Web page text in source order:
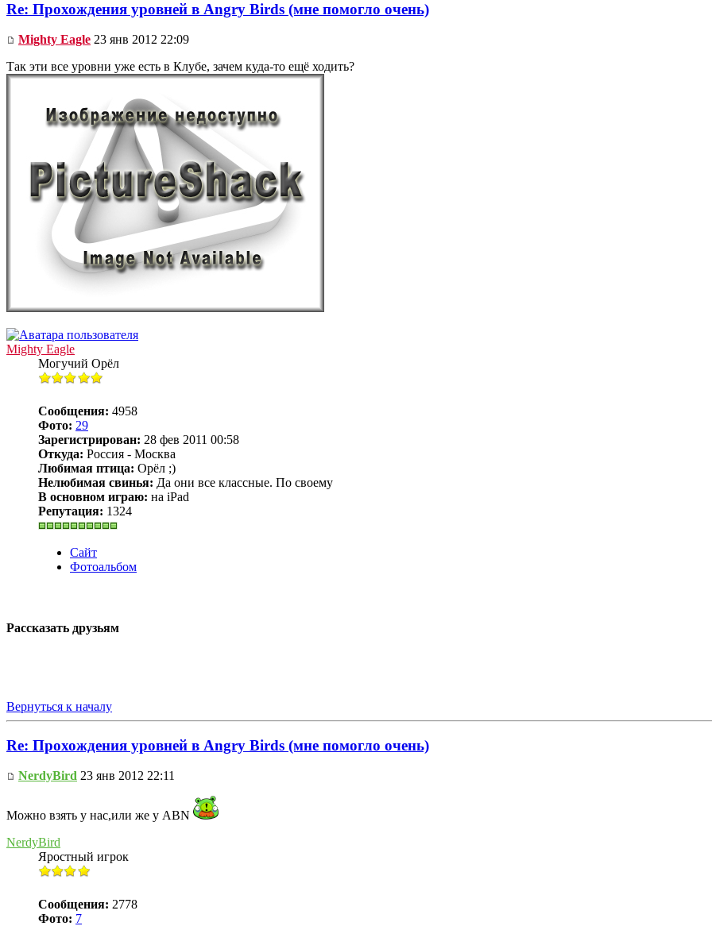
Re: Прохождения уровней в Angry Birds (мне помогло очень)
Mighty Eagle 23 янв 2012 22:09
Так эти все уровни уже есть в Клубе, зачем куда-то ещё ходить?
Mighty Eagle
Могучий Орёл
Сообщения: 4958
Фото: 29
Зарегистрирован: 28 фев 2011 00:58
Откуда: Россия - Москва
Любимая птица: Орёл ;)
Нелюбимая свинья: Да они все классные. По своему
В основном играю: на iPad
Репутация: 1324
Сайт
Фотоальбом
Рассказать друзьям
Вернуться к началу
Re: Прохождения уровней в Angry Birds (мне помогло очень)
NerdyBird 23 янв 2012 22:11
Можно взять у нас,или же у ABN
NerdyBird
Яростный игрок
Сообщения: 2778
Фото: 7